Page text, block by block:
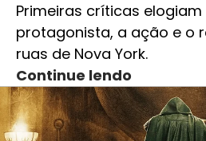
Primeiras críticas
protagonista, a ação e o
ruas de Nova York.
Continue lendo